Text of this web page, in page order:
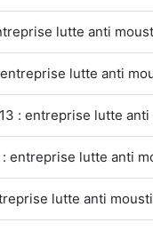
lutte anti
lutte anti
: entreprise lutte
: entreprise lutte anti
lutte anti